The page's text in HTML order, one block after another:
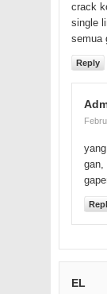
crack
single
semua
Reply
gan,
EL